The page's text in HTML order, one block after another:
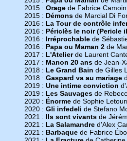
2015 : Orage de Fabrice Camoin
2015 : Démons de Marcial Di
2016 : La Tour de contrôle
2016 : Périclès le noir (Pericle
2016 : Irréprochable de
2016 : Papa ou Maman 2 de
2017 : L'Atelierde Laurent
2017 : Manon 20 ans de Jean-
2018 : Le Grand Bain de Gilles
2018 : Gaspard va au mariage
2019 : Une intime conviction
2019 : Les Sauvages de
2020 : Énorme de Sophie
2020 : Gli infedeli de Stefano
2021 : Ils sont vivants de
2021 : La Salamandre d'Alex
2021 : Barbaque de Fabrice